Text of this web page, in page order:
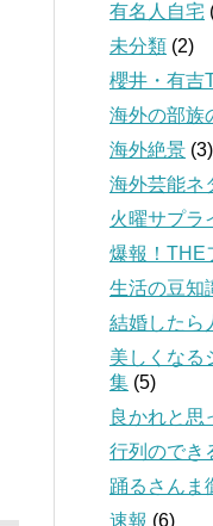
有名人自宅
未分類 (2)
櫻井・有吉
海外の部族
海外絶景 (3)
海外芸能ネ
火曜サプラ
爆報！THE
生活の豆知
結婚したら
美しくなる
集 (5)
良かれと思
行列のでき
踊るさんま
速報 (6)